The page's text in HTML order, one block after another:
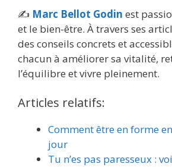
✍️ Marc Bellot Godin est
et le bien-être. À travers ses
des conseils concrets et
chacun à améliorer sa vitalité,
l’équilibre et vivre pleinement.
Articles relatifs:
Comment être en forme
jour
Tu n’es pas paresseux :